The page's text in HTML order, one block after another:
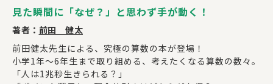
見た瞬間に「なぜ？」と思わず手が動く！
著者： 前田 健太
前田健太先生による、究極の算数の本が登場！
小学1年～6年生まで取り組める、考えたくなる算数の数々。
「人は1兆秒生きられる？」